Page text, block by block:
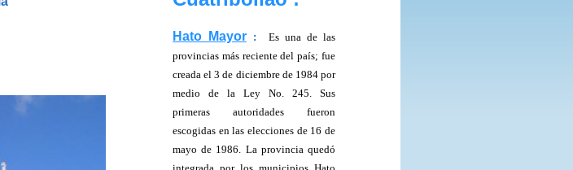
Hato Mayor:
Es una de las
provincias más reciente del país; fue
creada el 3 de diciembre de 1984 por
medio de la Ley No. 245. Sus
primeras autoridades fueron
escogidas en las elecciones de 16 de
mayo de 1986. La provincia quedó